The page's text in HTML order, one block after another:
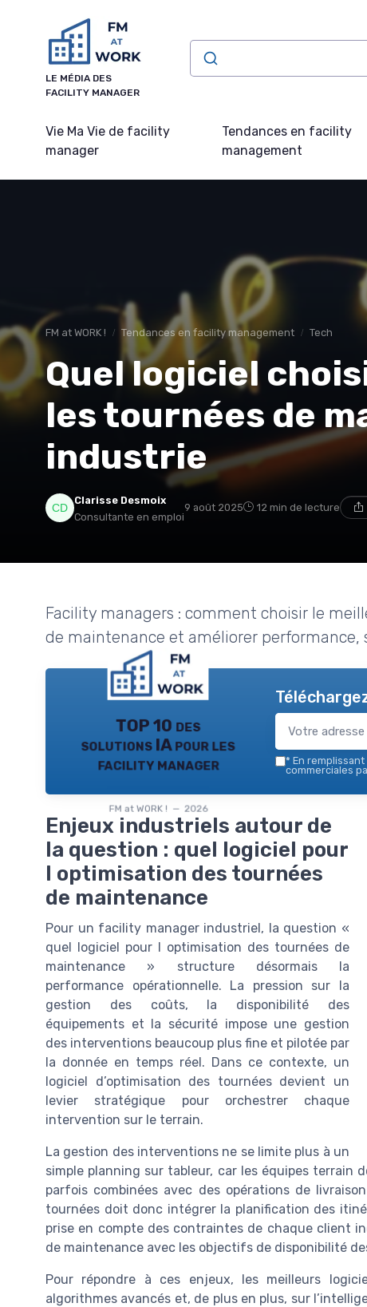
LE MÉDIA DES
FACILITY MANAGER
Vie Ma Vie de facility
manager
Tendances en facility
management
FM at WORK ! Tendances en facility management Tech
Quel logiciel
les tournées de
industrie
Clarisse Desmoix
Consultante en emploi
9 août 2025 12 min de lecture
Facility managers : comment choisir le
de maintenance et améliorer
TOP 10 des
solutions IA pour les
facility manager
FM at WORK ! — 2026
* En remplissant
commerciales
Enjeux industriels autour de
la question : quel logiciel pour
l optimisation des tournées
de maintenance
Pour un facility manager industriel, la question «
quel logiciel pour l optimisation des tournées de
maintenance » structure désormais la
performance opérationnelle. La pression sur la
gestion des coûts, la disponibilité des
équipements et la sécurité impose une gestion
des interventions beaucoup plus fine et pilotée par
la donnée en temps réel. Dans ce contexte, un
logiciel d’optimisation des tournées devient un
levier stratégique pour orchestrer chaque
intervention sur le terrain.
La gestion des interventions ne se limite plus à un
simple planning sur tableur, car les équipes terrain
parfois combinées avec des opérations de
tournées doit donc intégrer la planification des
prise en compte des contraintes de chaque client
de maintenance avec les objectifs de disponibilité
Pour répondre à ces enjeux, les meilleurs
algorithmes avancés et, de plus en plus, sur